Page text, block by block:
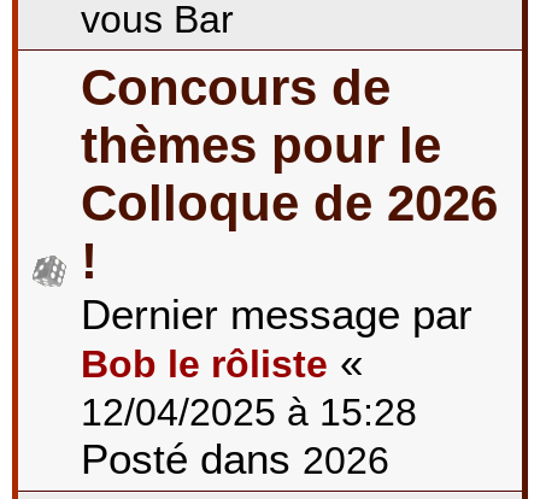
vous Bar
Concours de
thèmes pour le
Colloque de 2026
!
Dernier message par
Bob le rôliste «
12/04/2025 à 15:28
Posté dans 2026